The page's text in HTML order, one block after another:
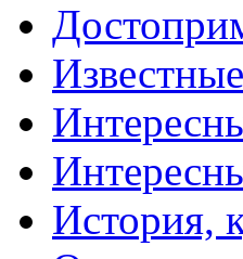
История,